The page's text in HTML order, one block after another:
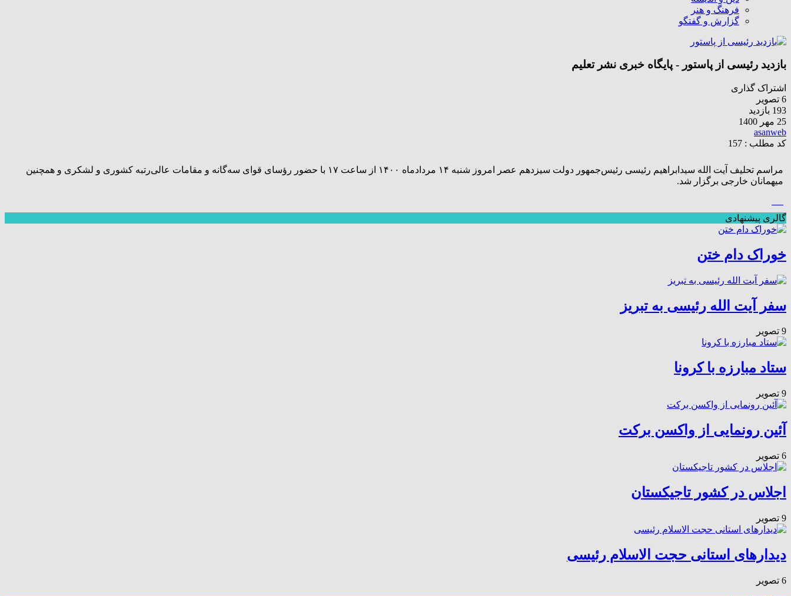
فرهنگ و هنر
گزارش و گفتگو
بازدید رئیسی از پاستور - پایگاه خبری نشر تعلیم
اشتراک گذاری
6 تصویر
193 بازدید
25 مهر 1400
asanweb
کد مطلب : 157
مراسم تحلیف آیت الله سیدابراهیم رئیسی رئیس‌جمهور دولت سیزدهم عصر امروز شنبه ۱۴ مردادماه ۱۴۰۰ از ساعت ۱۷ با حضور رؤسای قوای سه‌گانه و مقامات عالی‌رتبه کشوری و لشکری و همچنین
میهمانان خارجی برگزار شد.
گالری پیشنهادی
خوراک دام ختن
سفر آیت الله رئیسی به تبریز
9 تصویر
ستاد مبارزه با کرونا
9 تصویر
آئین رونمایی از واکسن برکت
6 تصویر
اجلاس در کشور تاجیکستان
9 تصویر
دیدارهای استانی حجت الاسلام رئیسی
6 تصویر